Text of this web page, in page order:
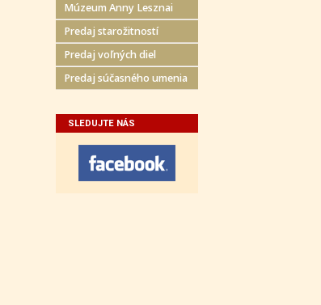
Múzeum Anny Lesznai
Predaj starožitností
Predaj voľných diel
Predaj súčasného umenia
SLEDUJTE NÁS